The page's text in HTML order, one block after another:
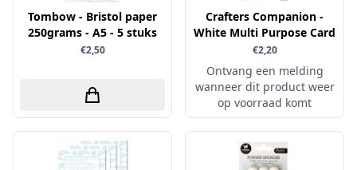
Kleurlab
Olba
Pan Pastel
Simple and Basic
Tombow - Bristol paper
250grams - A5 - 5 stuks
€2,50
Crafters Companion -
White Multi Purpose Card
€2,20
Ontvang een melding
wanneer dit product weer
op voorraad komt